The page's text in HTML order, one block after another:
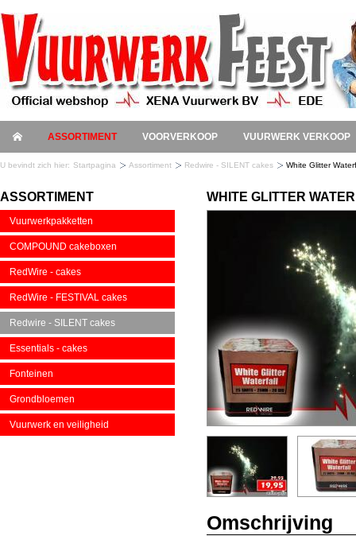
ASSORTIMENT VOORVERKOOP VUURWERK VERKOOP
U bevindt zich hier: Startpagina Assortiment Redwire - SILENT cakes White Glitter
ASSORTIMENT
Vuurwerkpakketten
COMPOUND cakeboxen
RedWire - cakes
RedWire - FESTIVAL cakes
Redwire - SILENT cakes
Essentials - cakes
Fonteinen
Grondbloemen
Vuurwerk en veiligheid
WHITE GLITTER
Omschrijving